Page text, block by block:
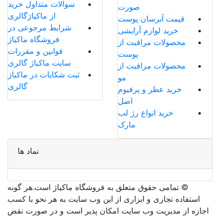
صورت
قیمت آبرسان پوست
خرید لوازم آرایشی
محصولات مراقبت از
پوست
محصولات مراقبت از
مو
خرید عطر و پرفیوم
اصل
خرید انواع رژ لب
مارک
سوالات متداول خرید
از ماکیاژگالری
شرایط مرجوعی در
فروشگاه ماکیاژ
قوانین و مقررات
سایت ماکیاژ گالری
ثبت شکایات در ماکیاژ
گالری
نماد ها
©️ تمامی حقوق متعلق به فروشگاه ماکیاژ است.هر گونه
استفاده تجاری و ابزاری از این وب سایت به هر نحو با کسب
اجازه از مدیریت وب سایت امکان پذیر است و در صورت نقض